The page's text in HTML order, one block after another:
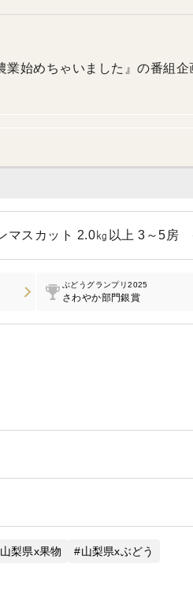
マスカット 2.0㎏以上 3～5房
ぶどうグランプリ2025
さわやか部門銀賞
山梨県x果物
山梨県xぶどう
始めちゃいました』の番組企